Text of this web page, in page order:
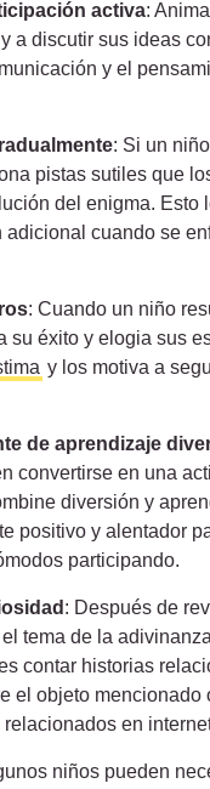
activa:
a discutir sus ideas
y el
: Si un
pistas sutiles que
del enigma. Esto
adicional cuando se
: Cuando un niño
su éxito y elogia sus
y los motiva a
de aprendizaje
convertirse en una
diversión y
positivo y alentador
participando.
: Después de
tema de la
contar historias
el objeto mencionado
en
niños pueden